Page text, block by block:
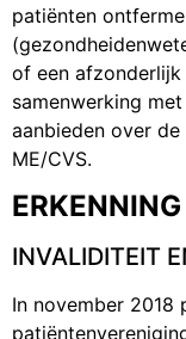
patiënten
of een
samenwerking
aanbieden over
ME/CVS.
ERKENNING
INVALIDITEIT
In november 2018